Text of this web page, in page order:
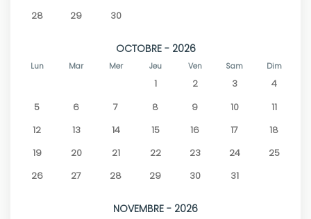
28
29 30
OCTOBRE - 2026
Lun Mar Mer Jeu Ven Sam Dim
1 2 3
4
5
6 7 8 9 10
11
12
13 14 15 16 17
18
19
20 21 22 23 24
25
26
27 28 29 30 31
NOVEMBRE - 2026